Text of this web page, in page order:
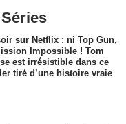
sur Netflix : ni Top Gun,
Impossible ! Tom
est irrésistible dans ce
tiré d’une histoire vraie